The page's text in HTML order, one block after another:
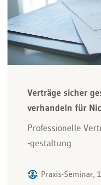
Verträge sicher
verhandeln für
Professionelle
-gestaltung.
Praxis-Seminar,